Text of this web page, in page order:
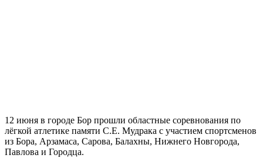
12 июня в городе Бор прошли областные соревнования по
лёгкой атлетике памяти С.Е. Мудрака с участием спортсменов
из Борa, Арзамаса, Сарова, Балахны, Нижнего Новгорода,
Павлова и Городца.